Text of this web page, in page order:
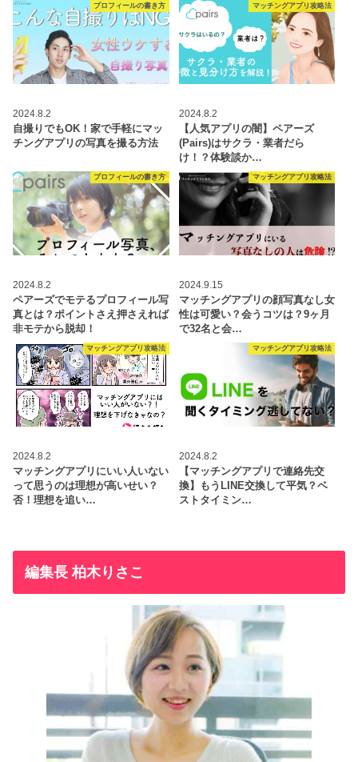
プロフィールの書き方
2024.8.2
自撮りでもOK！家で手軽にマッ
チングアプリの写真を撮る方法
マッチングアプリ攻略法
2024.8.2
【人気アプリの闇】ペアーズ
(Pairs)はサクラ・業者だら
け！？体験談か…
プロフィールの書き方
2024.8.2
ペアーズでモテるプロフィール写
真とは？ポイントさえ押さえれば
非モテから脱却！
マッチングアプリ攻略法
2024.9.15
マッチングアプリの顔写真なし女
性は可愛い？会うコツは？9ヶ月
で32名と会…
マッチングアプリ攻略法
2024.8.2
マッチングアプリにいい人いない
って思うのは理想が高いせい？
否！理想を追い…
マッチングアプリ攻略法
2024.8.2
【マッチングアプリで連絡先交
換】もうLINE交換して平気？ベ
ストタイミン…
編集長 柏木りさこ